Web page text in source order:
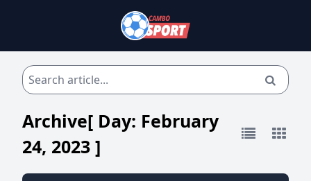
Archive[ Day: February
24, 2023 ]